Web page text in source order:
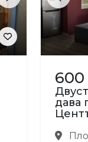
Next
дава